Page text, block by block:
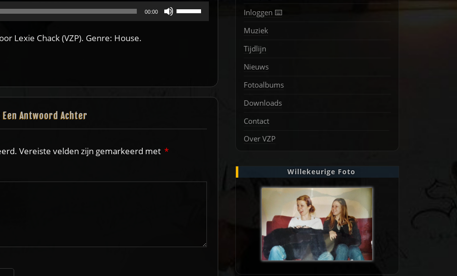
00:00
Gebruik
Omhoog/Omlaag
te
Lexie Chack (VZP). Genre: House.
Een Antwoord Achter
Vereiste velden zijn gemarkeerd met *
Inloggen ⌨️
Muziek
Tijdlijn
Nieuws
Fotoalbums
Downloads
Contact
Over VZP
Willekeurige Foto